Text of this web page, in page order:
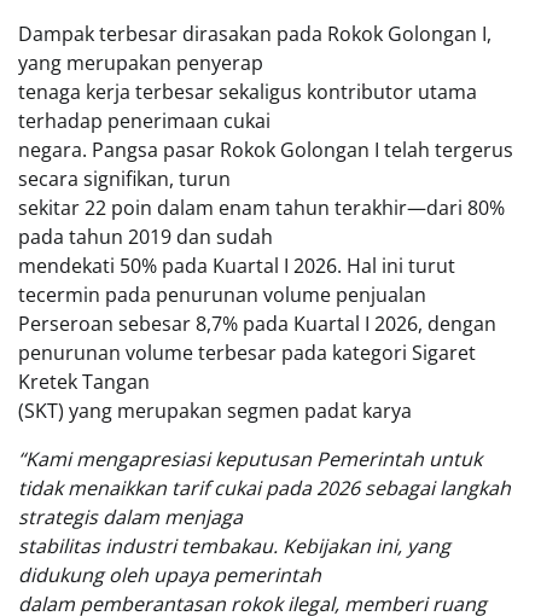
Dampak terbesar dirasakan pada Rokok Golongan I,
yang merupakan penyerap
tenaga kerja terbesar sekaligus kontributor utama
terhadap penerimaan cukai
negara. Pangsa pasar Rokok Golongan I telah tergerus
secara signifikan, turun
sekitar 22 poin dalam enam tahun terakhir—dari 80%
pada tahun 2019 dan sudah
mendekati 50% pada Kuartal I 2026. Hal ini turut
tecermin pada penurunan volume penjualan
Perseroan sebesar 8,7% pada Kuartal I 2026, dengan
penurunan volume terbesar pada kategori Sigaret
Kretek Tangan
(SKT) yang merupakan segmen padat karya
“Kami mengapresiasi keputusan Pemerintah untuk
tidak menaikkan tarif cukai pada 2026 sebagai langkah
strategis dalam menjaga
stabilitas industri tembakau. Kebijakan ini, yang
didukung oleh upaya pemerintah
dalam pemberantasan rokok ilegal, memberi ruang